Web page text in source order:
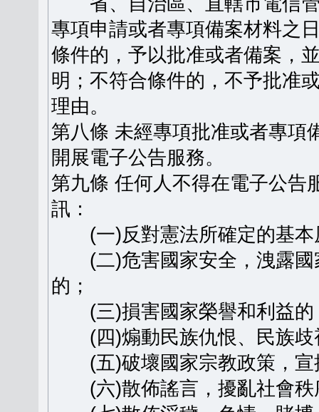
專項申請或者專項備案材料之
條件的，予以批准或者備案，
明；不符合條件的，不予批准
理由。
第八條 未經專項批准或者專項
開展電子公告服務。
第九條 任何人不得在電子公告
訊：
(一)反對憲法所確定的基本
(二)危害國家安全，洩露國
的；
(三)損害國家榮譽和利益的
(四)煽動民族仇恨、民族歧
(五)破壞國家宗教政策，宣
(六)散佈謠言，擾亂社會秩